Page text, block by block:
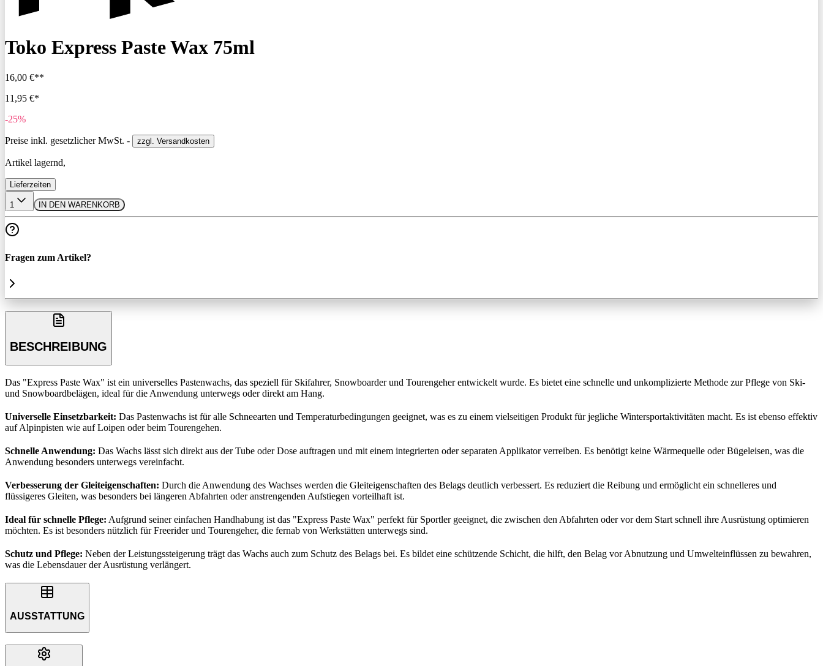
Toko Express Paste Wax 75ml
16,00 €**
11,95 €*
-25%
Preise inkl. gesetzlicher MwSt. - zzgl. Versandkosten
Artikel lagernd,
Lieferzeiten
1 IN DEN WARENKORB
Fragen zum Artikel?
BESCHREIBUNG
Das "Express Paste Wax" ist ein universelles Pastenwachs, das speziell für Skifahrer, Snowboarder und Tourengeher entwickelt wurde. Es bietet eine schnelle und unkomplizierte Methode zur Pflege von Ski-
und Snowboardbelägen, ideal für die Anwendung unterwegs oder direkt am Hang.
Universelle Einsetzbarkeit: Das Pastenwachs ist für alle Schneearten und Temperaturbedingungen geeignet, was es zu einem vielseitigen Produkt für jegliche Wintersportaktivitäten macht. Es ist ebenso effektiv
auf Alpinpisten wie auf Loipen oder beim Tourengehen.
Schnelle Anwendung: Das Wachs lässt sich direkt aus der Tube oder Dose auftragen und mit einem integrierten oder separaten Applikator verreiben. Es benötigt keine Wärmequelle oder Bügeleisen, was die
Anwendung besonders unterwegs vereinfacht.
Verbesserung der Gleiteigenschaften: Durch die Anwendung des Wachses werden die Gleiteigenschaften des Belags deutlich verbessert. Es reduziert die Reibung und ermöglicht ein schnelleres und
flüssigeres Gleiten, was besonders bei längeren Abfahrten oder anstrengenden Aufstiegen vorteilhaft ist.
Ideal für schnelle Pflege: Aufgrund seiner einfachen Handhabung ist das "Express Paste Wax" perfekt für Sportler geeignet, die zwischen den Abfahrten oder vor dem Start schnell ihre Ausrüstung optimieren
möchten. Es ist besonders nützlich für Freerider und Tourengeher, die fernab von Werkstätten unterwegs sind.
Schutz und Pflege: Neben der Leistungssteigerung trägt das Wachs auch zum Schutz des Belags bei. Es bildet eine schützende Schicht, die hilft, den Belag vor Abnutzung und Umwelteinflüssen zu bewahren,
was die Lebensdauer der Ausrüstung verlängert.
AUSSTATTUNG